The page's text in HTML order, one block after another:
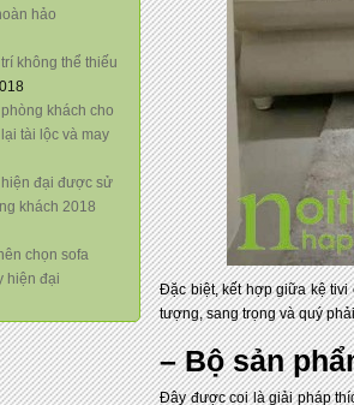
hảo
không thể thiếu
khách cho
tài lộc và may
đại được sử
khách 2018
chọn sofa
hiện đại
Đặc biệt, kết hợp giữa kệ
tượng, sang trọng và quý
– Bộ sản
Đây được coi là giải pháp